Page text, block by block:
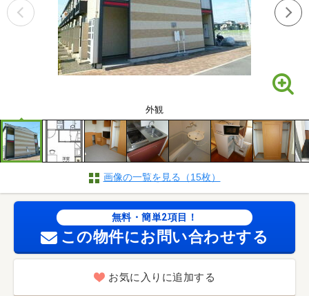
外観
画像の一覧を見る（15枚）
無料・簡単2項目！
この物件にお問い合わせする
お気に入りに追加する